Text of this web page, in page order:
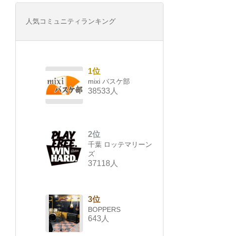
人気コミュニティランキング
1位
mixi バスケ部
38533人
2位
千葉 ロッテマリーン
ズ
37118人
3位
BOPPERS
643人